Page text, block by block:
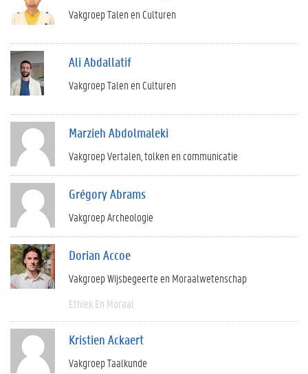
Vakgroep Talen en Culturen
Ali Abdallatif
Vakgroep Talen en Culturen
Marzieh Abdolmaleki
Vakgroep Vertalen, tolken en communicatie
Grégory Abrams
Vakgroep Archeologie
Dorian Accoe
Vakgroep Wijsbegeerte en Moraalwetenschap
Ethiek En Moraal
Kristien Ackaert
Vakgroep Taalkunde